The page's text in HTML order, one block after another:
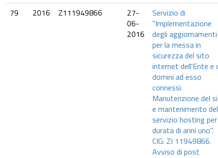
79
2016 Z111949866
27-
06-
2016
Servizio di
"Implementazione
degli aggiornamenti
per la messa in
sicurezza del sito
internet dell'Ente e
domini ad esso
connessi.
Manutenzione del
e mantenimento del
servizio hosting
durata di anni uno".
CIG: ZI 11949866.
Avviso di post